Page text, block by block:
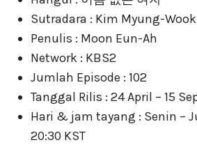
Sutradara : Kim Myung-Wook
Penulis : Moon Eun-Ah
Network : KBS2
Jumlah Episode : 102
Tanggal Rilis : 24 April – 15
Hari & jam tayang : Senin –
20:30 KST